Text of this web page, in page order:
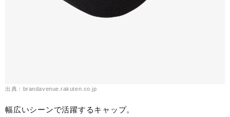
出典：brandavenue.rakuten.co.jp
幅広いシーンで活躍するキャップ。